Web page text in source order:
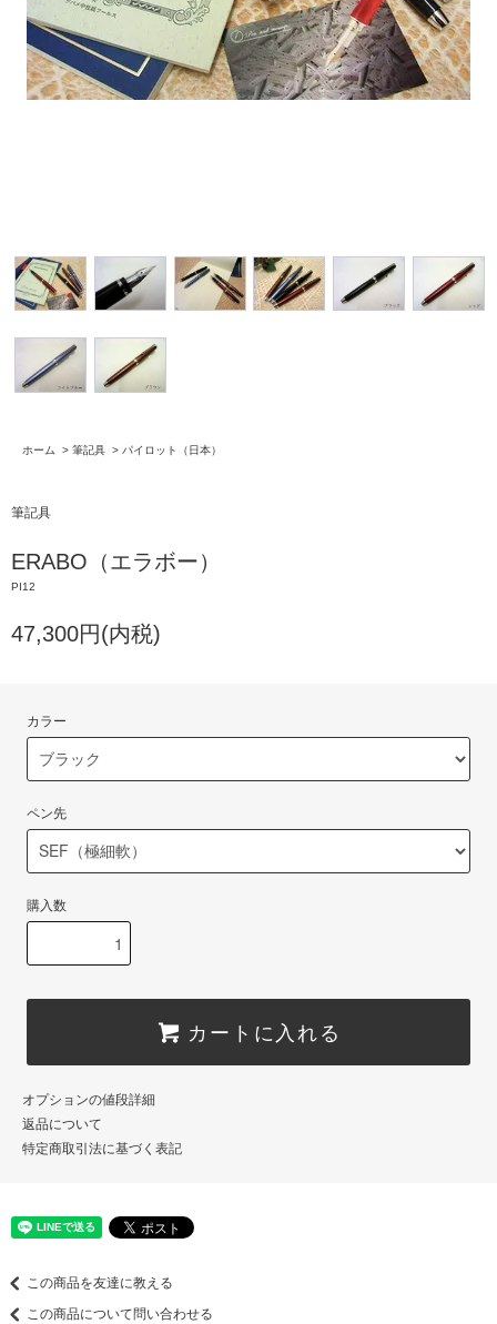
ホーム > 筆記具 > パイロット（日本）
筆記具
ERABO（エラボー）
PI12
47,300円(内税)
カラー
ペン先
購入数
カートに入れる
オプションの値段詳細
返品について
特定商取引法に基づく表記
この商品を友達に教える
この商品について問い合わせる